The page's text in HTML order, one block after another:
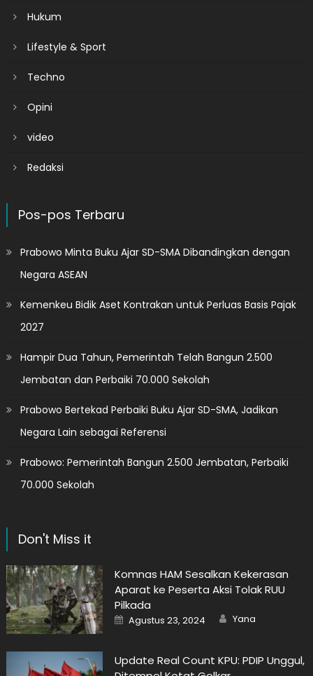
Hukum
Lifestyle & Sport
Techno
Opini
video
Redaksi
Pos-pos Terbaru
Prabowo Minta Buku Ajar SD-SMA Dibandingkan dengan
Negara ASEAN
Kemenkeu Bidik Aset Kontrakan untuk Perluas Basis Pajak
2027
Hampir Dua Tahun, Pemerintah Telah Bangun 2.500
Jembatan dan Perbaiki 70.000 Sekolah
Prabowo Bertekad Perbaiki Buku Ajar SD-SMA, Jadikan
Negara Lain sebagai Referensi
Prabowo: Pemerintah Bangun 2.500 Jembatan, Perbaiki
70.000 Sekolah
Don't Miss it
Komnas HAM Sesalkan Kekerasan
Aparat ke Peserta Aksi Tolak RUU
Pilkada
Posted
on
Agustus 23, 2024 Author
Yana
Update Real Count KPU: PDIP Unggul,